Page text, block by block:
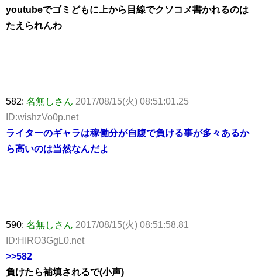
youtubeでゴミどもに上から目線でクソコメ書かれるのは
たえられんわ
582: 名無しさん 2017/08/15(火) 08:51:01.25
ID:wishzVo0p.net
ライターのギャラは稼働分が自腹で負ける事が多々あるか
ら高いのは当然なんだよ
590: 名無しさん 2017/08/15(火) 08:51:58.81
ID:HIRO3GgL0.net
>>582
負けたら補填されるで(小声)